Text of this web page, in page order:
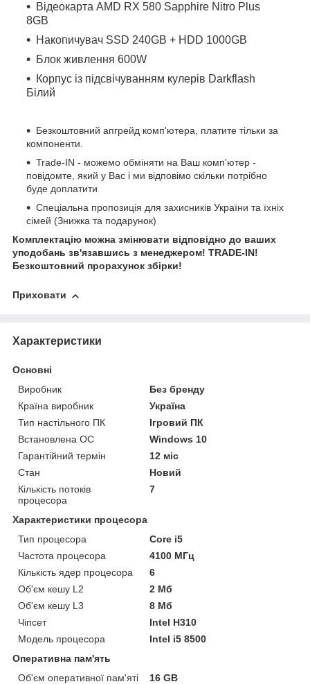
Відеокарта AMD RX 580 Sapphire Nitro Plus
8GB
Накопичувач SSD 240GB + HDD 1000GB
Блок живлення 600W
Корпус із підсвічуванням кулерів Darkflash
Білий
Безкоштовний апгрейд комп'ютера, платите тільки за
компоненти.
Trade-IN - можемо обміняти на Ваш комп'ютер -
повідомте, який у Вас і ми відповімо скільки потрібно
буде доплатити
Спеціальна пропозиція для захисників України та їхніх
сімей (Знижка та подарунок)
Комплектацію можна змінювати відповідно до ваших
уподобань зв'язавшись з менеджером! TRADE-IN!
Безкоштовний прорахунок збірки!
Приховати
Характеристики
Основні
Виробник
Без бренду
Країна виробник
Україна
Тип настільного ПК
Ігровий ПК
Встановлена ОС
Windows 10
Гарантійний термін
12 міс
Стан
Новий
Кількість потоків
процесора
7
Характеристики процесора
Тип процесора
Core i5
Частота процесора
4100 МГц
Кількість ядер процесора
6
Об'єм кешу L2
2 Мб
Об'єм кешу L3
8 Мб
Чіпсет
Intel H310
Модель процесора
Intel i5 8500
Оперативна пам'ять
Об'єм оперативної пам'яті
16 GB